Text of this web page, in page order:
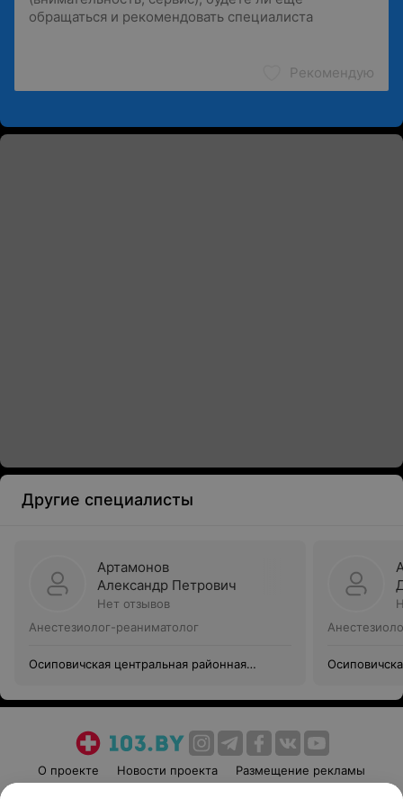
Рекомендую
Другие специалисты
Артамонов
Александр Петрович
Нет отзывов
Анестезиолог-реаниматолог
Осиповичская центральная районная
О проекте Новости проекта
Размещение рекламы